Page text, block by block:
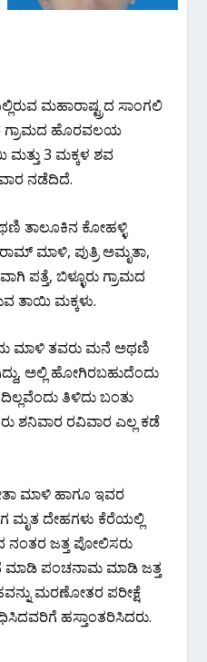
ಮಹಾರಾಷ್ಟ್ರದ ಸಾಂಗಲಿ
ಗ್ರಾಮದ ಹೊರವಲಯ
3 ಮಕ್ಕಳ ಶವ
ನಡೆದಿದೆ.
ತಾಲೂಕಿನ ಕೋಹಳ್ಳಿ
ಮಾಳಿ, ಪುತ್ರಿ ಅಮೃತಾ,
ಪತ್ತೆ, ಬಿಳ್ಳೂರು ಗ್ರಾಮದ
ತಾಯಿ ಮಕ್ಕಳು.
ಮಾಳಿ ತವರು ಮನೆ ಅಥಣಿ
ಅಲ್ಲಿ ಹೋಗಿರಬಹುದೆಂದು
ತಿಳಿದು ಬಂತು
ಶನಿವಾರ ರವಿವಾರ ಎಲ್ಲ ಕಡೆ
ಮಾಳಿ ಹಾಗೂ ಇವರ
ಮೃತ ದೇಹಗಳು ಕೆರೆಯಲ್ಲಿ
ನಂತರ ಜತ್ತ ಪೋಲಿಸರು
ಮಾಡಿ ಪಂಚನಾಮ ಮಾಡಿ ಜತ್ತ
ಮರಣೋತರ ಪರೀಕ್ಷೆ
ಹಸ್ತಾಂತರಿಸಿದರು.